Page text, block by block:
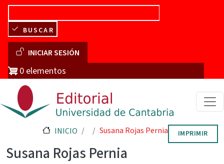
Pasar al contenido principal
BUSCAR
Menú de cuenta de usuario
INICIAR SESIÓN
0 elementos
INICIO Susana Rojas Pernia
Susana Rojas Pernia
IMPRIMIR